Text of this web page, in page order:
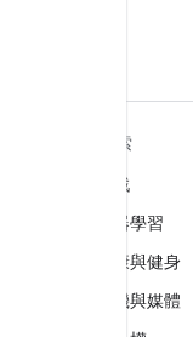
探索
遊戲
機器學習
健康與健身
相機與媒體